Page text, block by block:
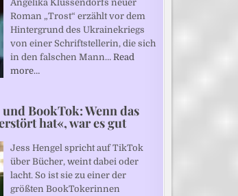
Angelika Klüssendorfs neuer
Roman „Trost“ erzählt vor dem
Hintergrund des Ukrainekriegs
von einer Schriftstellerin, die sich
in den falschen Mann… Read
more…
und BookTok: Wenn das
hat«, war es gut
Jess Hengel spricht auf TikTok
über Bücher, weint dabei oder
lacht. So ist sie zu einer der
größten BookTokerinnen